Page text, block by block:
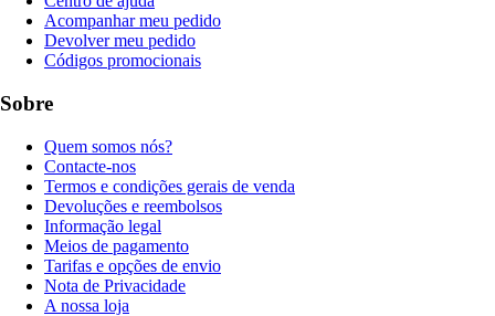
Acompanhar meu pedido
Devolver meu pedido
Códigos promocionais
Sobre
Quem somos nós?
Contacte-nos
Termos e condições gerais de venda
Devoluções e reembolsos
Informação legal
Meios de pagamento
Tarifas e opções de envio
Nota de Privacidade
A nossa loja